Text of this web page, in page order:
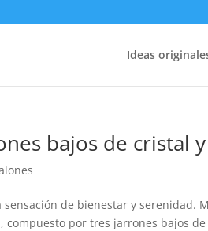
Ideas
bajos de cristal
de bienestar y serenidad.
por tres jarrones bajos